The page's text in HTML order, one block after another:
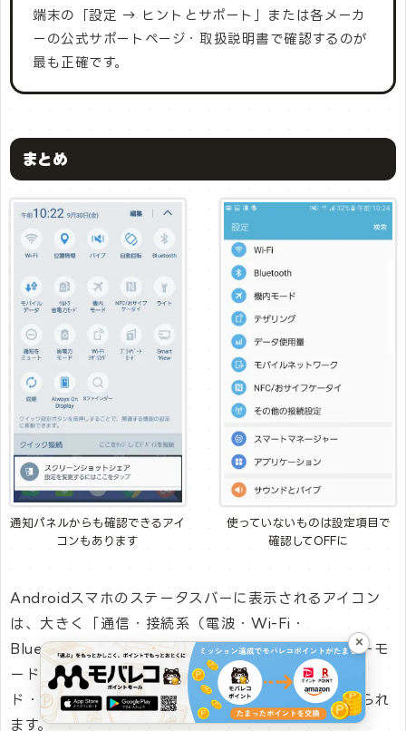
端末の「設定 → ヒントとサポート」または各メーカ
ーの公式サポートページ・取扱説明書で確認するのが
最も正確です。
まとめ
通知パネルからも確認できるアイ
コンもあります
使っていないものは設定項目で
確認してOFFに
Androidスマホのステータスバーに表示されるアイコン
は、大きく「通信・接続系（電波・Wi-Fi・
Bluetooth・NFC）」「設定系（機内モード・マナーモ
ード・アラーム・位置情報）」「通知系（ダウンロー
ド・エラー・スクリーンショット）」の3種類に分けられ
ます。
×